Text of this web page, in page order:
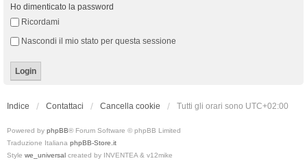
Ho dimenticato la password
Ricordami
Nascondi il mio stato per questa sessione
Indice Contattaci Cancella cookie Tutti gli orari sono UTC+02:00
Powered by phpBB® Forum Software © phpBB Limited
Traduzione Italiana phpBB-Store.it
Style we_universal created by INVENTEA & v12mike